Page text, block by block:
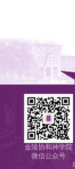
金陵协和神学院
微信公众号